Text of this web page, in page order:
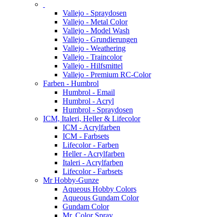
Vallejo - Spraydosen
Vallejo - Metal Color
Vallejo - Model Wash
Vallejo - Grundierungen
Vallejo - Weathering
Vallejo - Traincolor
Vallejo - Hilfsmittel
Vallejo - Premium RC-Color
Farben - Humbrol
Humbrol - Email
Humbrol - Acryl
Humbrol - Spraydosen
ICM, Italeri, Heller & Lifecolor
ICM - Acrylfarben
ICM - Farbsets
Lifecolor - Farben
Heller - Acrylfarben
Italeri - Acrylfarben
Lifecolor - Farbsets
Mr Hobby-Gunze
Aqueous Hobby Colors
Aqueous Gundam Color
Gundam Color
Mr. Color Spray